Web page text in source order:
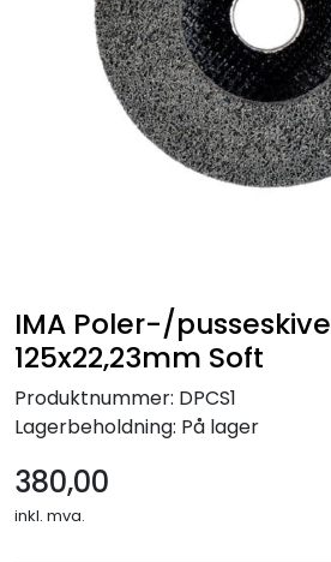
IMA Poler-/pusseskive
125x22,23mm Soft
Produktnummer: DPCS1
Lagerbeholdning: På lager
380,00
inkl. mva.
Industriprodukter